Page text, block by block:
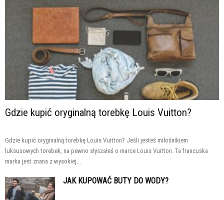
Gdzie kupić oryginalną torebkę Louis Vuitton?
Gdzie kupić oryginalną torebkę Louis Vuitton? Jeśli jesteś miłośnikiem
luksusowych torebek, na pewno słyszałeś o marce Louis Vuitton. Ta francuska
marka jest znana z wysokiej...
JAK KUPOWAĆ BUTY DO WODY?